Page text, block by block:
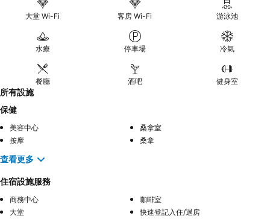
大堂 Wi-Fi 客房 Wi-Fi 游泳池
水療 停車場 冷氣
餐廳 酒吧 健身室
所有設施
保健
美容中心
桑拿室
按摩
桑拿
查看更多
住宿設施服務
商務中心
咖啡室
大堂
快速登記入住/退房